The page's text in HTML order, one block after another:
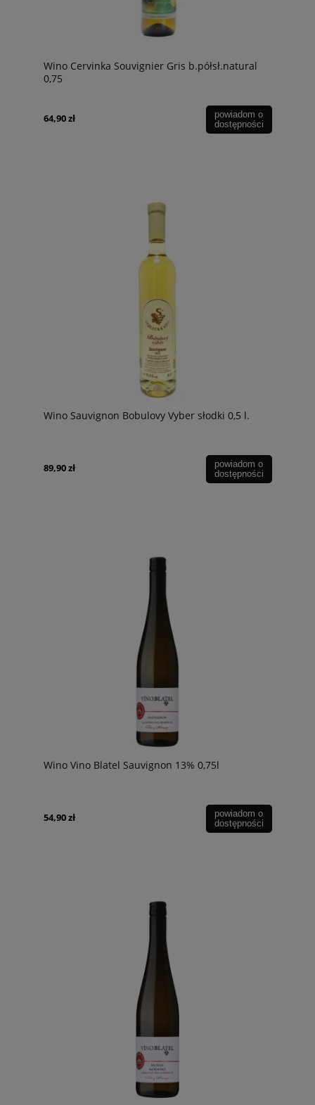
Wino Cervinka Souvignier Gris b.półsł.natural
0,75
64,90 zł
powiadom o
dostępności
Wino Sauvignon Bobulovy Vyber słodki 0,5 l.
89,90 zł
powiadom o
dostępności
Wino Vino Blatel Sauvignon 13% 0,75l
54,90 zł
powiadom o
dostępności